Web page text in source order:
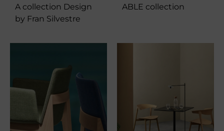
A collection Design
by Fran Silvestre
ABLE collection